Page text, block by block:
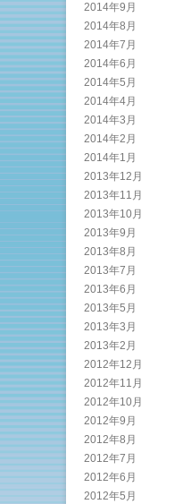
2014年9月
2014年8月
2014年7月
2014年6月
2014年5月
2014年4月
2014年3月
2014年2月
2014年1月
2013年12月
2013年11月
2013年10月
2013年9月
2013年8月
2013年7月
2013年6月
2013年5月
2013年3月
2013年2月
2012年12月
2012年11月
2012年10月
2012年9月
2012年8月
2012年7月
2012年6月
2012年5月